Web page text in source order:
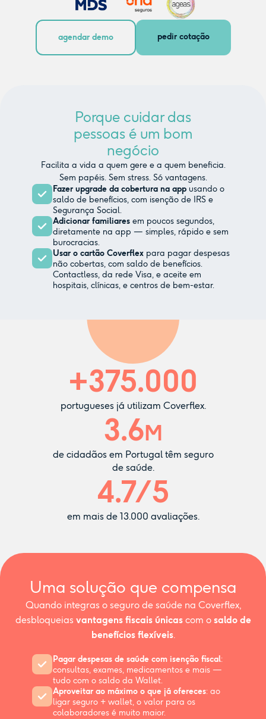
agendar demo pedir cotação
Porque cuidar das
pessoas é um bom
negócio
Facilita a vida a quem gere e a quem beneficia.
Sem papéis. Sem stress. Só vantagens.
Fazer upgrade da cobertura na app usando o
saldo de benefícios, com isenção de IRS e
Segurança Social.
Adicionar familiares em poucos segundos,
diretamente na app — simples, rápido e sem
burocracias.
Usar o cartão Coverflex para pagar despesas
não cobertas, com saldo de benefícios.
Contactless, da rede Visa, e aceite em
hospitais, clínicas, e centros de bem-estar.
+375.000
portugueses já utilizam Coverflex.
3.6M
de cidadãos em Portugal têm seguro
de saúde.
4.7/5
em mais de 13.000 avaliações.
Uma solução que compensa
Quando integras o seguro de saúde na Coverflex,
desbloqueias vantagens fiscais únicascom o saldo de
benefícios flexíveis.
Pagar despesas de saúde com isenção fiscal:
consultas, exames, medicamentos e mais —
tudo com o saldo da Wallet.
Aproveitar ao máximo o que já ofereces: ao
ligar seguro + wallet, o valor para os
colaboradores é muito maior.